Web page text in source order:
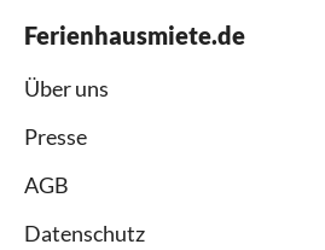
Ferienhausmiete.de
Über uns
Presse
AGB
Datenschutz